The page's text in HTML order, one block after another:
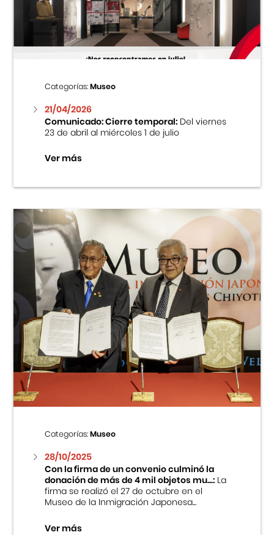
Centro Cultural Peruano Japonés
Museo de la Inmigración Japonesa
Fondo Editorial
Teatro Peruano Japonés
Categorías:Museo
21/04/2026
Comunicado: Cierre temporal:Del viernes
23 de abril al miércoles 1 de julio
Ver más
Categorías:Museo
28/10/2025
Con la firma de un convenio culminó la
donación de más de 4 mil objetos mu...:La
firma se realizó el 27 de octubre en el
Museo de la Inmigración Japonesa...
Ver más